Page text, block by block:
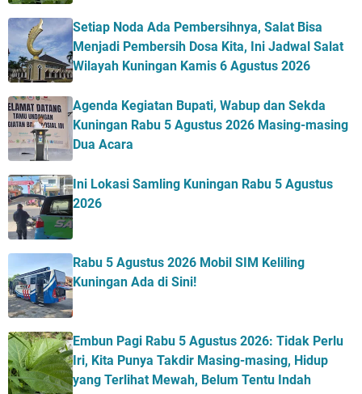
Setiap Noda Ada Pembersihnya, Salat Bisa
Menjadi Pembersih Dosa Kita, Ini Jadwal Salat
Wilayah Kuningan Kamis 6 Agustus 2026
Agenda Kegiatan Bupati, Wabup dan Sekda
Kuningan Rabu 5 Agustus 2026 Masing-masing
Dua Acara
Ini Lokasi Samling Kuningan Rabu 5 Agustus
2026
Rabu 5 Agustus 2026 Mobil SIM Keliling
Kuningan Ada di Sini!
Embun Pagi Rabu 5 Agustus 2026: Tidak Perlu
Iri, Kita Punya Takdir Masing-masing, Hidup
yang Terlihat Mewah, Belum Tentu Indah